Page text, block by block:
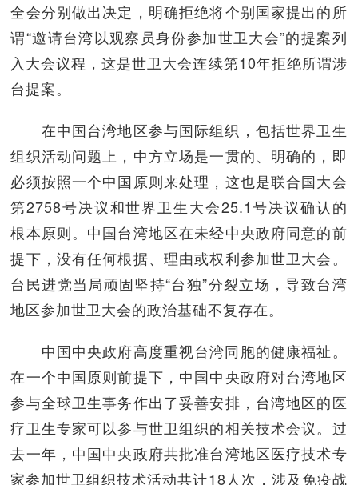
全会分别做出决定，明确拒绝将个别国家提出的所
谓“邀请台湾以观察员身份参加世卫大会”的提案列
入大会议程，这是世卫大会连续第10年拒绝所谓涉
台提案。
在中国台湾地区参与国际组织，包括世界卫生
组织活动问题上，中方立场是一贯的、明确的，即
必须按照一个中国原则来处理，这也是联合国大会
第2758号决议和世界卫生大会25.1号决议确认的
根本原则。中国台湾地区在未经中央政府同意的前
提下，没有任何根据、理由或权利参加世卫大会。
台民进党当局顽固坚持“台独”分裂立场，导致台湾
地区参加世卫大会的政治基础不复存在。
中国中央政府高度重视台湾同胞的健康福祉。
在一个中国原则前提下，中国中央政府对台湾地区
参与全球卫生事务作出了妥善安排，台湾地区的医
疗卫生专家可以参与世卫组织的相关技术会议。过
去一年，中国中央政府共批准台湾地区医疗技术专
家参加世卫组织技术活动共计18人次，涉及免疫战